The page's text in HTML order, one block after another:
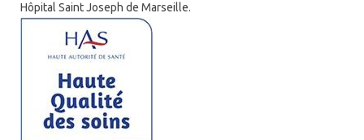
Hôpital Saint Joseph de Marseille.